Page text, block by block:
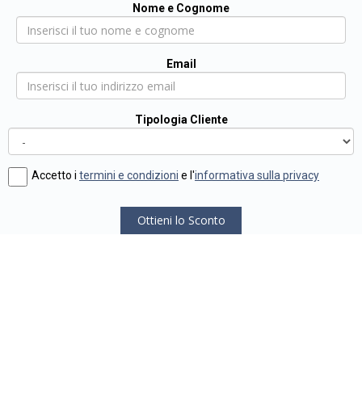
Nome e Cognome
Email
Tipologia Cliente
Accetto i termini e condizioni e l'informativa sulla privacy
Ottieni lo Sconto